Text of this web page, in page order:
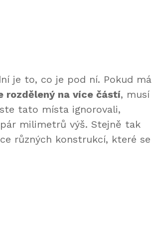
je to, co je pod ní. Pokud má
rozdělený na více částí, musí
tato místa ignorovali,
milimetrů výš. Stejně tak
různých konstrukcí, které se